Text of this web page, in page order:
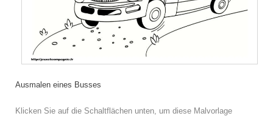
Ausmalen eines Busses
Klicken Sie auf die Schaltflächen unten, um diese Malvorlage